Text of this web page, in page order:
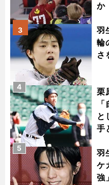
か
羽
輪
さ
3
栗
と
手
4
羽
ケ
強
5